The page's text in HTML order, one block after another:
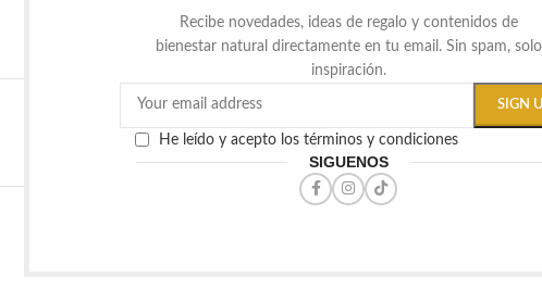
Recibe novedades, ideas de regalo y contenidos de
bienestar natural directamente en tu email. Sin spam, solo
inspiración.
He leído y acepto los términos y condiciones
SIGUENOS